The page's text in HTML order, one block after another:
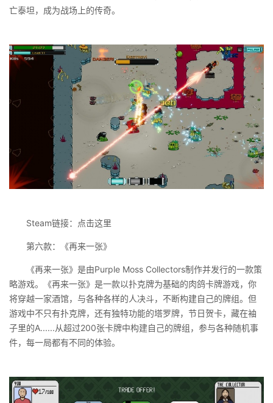
亡泰坦，成为战场上的传奇‌。
Steam链接：点击这里
第六款：《再来一张》
《再来一张》是由Purple Moss Collectors制作并发行的一款策
略游戏。《再来一张》是一款以扑克牌为基础的肉鸽卡牌游戏，你
将穿越一家酒馆，与各种各样的人决斗，不断构建自己的牌组。但
游戏中不只有扑克牌，还有独特功能的塔罗牌，节日贺卡，藏在袖
子里的A......从超过200张卡牌中构建自己的牌组，参与各种随机事
件，每一局都有不同的体验。